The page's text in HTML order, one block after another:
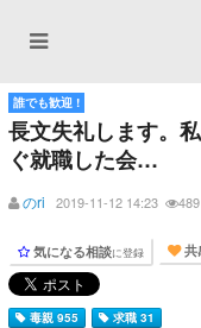
誰でも歓迎 !
長文失礼します。
ぐ就職した会…
のri 2019-11-12 14:23 489
気になる相談に登録 共
毒親 955 求職 31